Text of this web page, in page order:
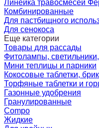
Линейка травосмесей
Комбинированные
Для пастбищного
Для сенокоса
Еще категории
Товары для рассады
Фитолампы,
Мини теплицы и парники
Кокосовые таблетки,
Торфяные таблетки и
Газонные удобрения
Гранулированные
Compo
Жидкие